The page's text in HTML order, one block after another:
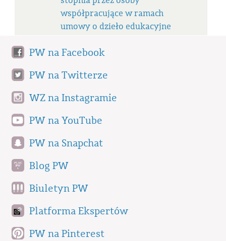
współpracujące w ramach
umowy o dzieło edukacyjne
PW na Facebook
PW na Twitterze
WZ na Instagramie
PW na YouTube
PW na Snapchat
Blog PW
Biuletyn PW
Platforma Ekspertów
PW na Pinterest